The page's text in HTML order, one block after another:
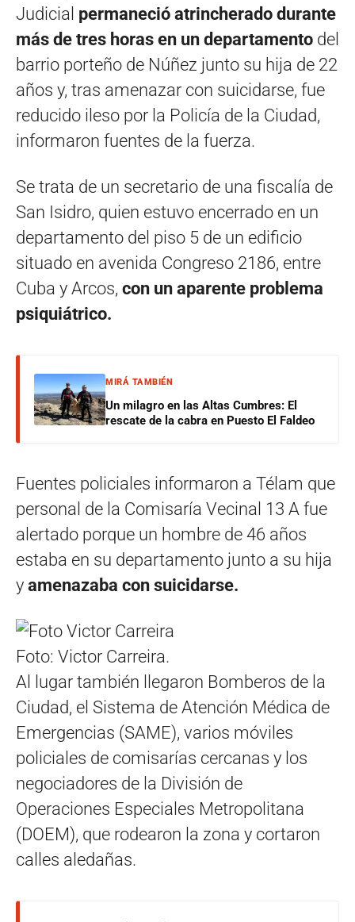
Judicial permaneció atrincherado durante
más de tres horas en un departamento del
barrio porteño de Núñez junto su hija de 22
años y, tras amenazar con suicidarse, fue
reducido ileso por la Policía de la Ciudad,
informaron fuentes de la fuerza.
Se trata de un secretario de una fiscalía de
San Isidro, quien estuvo encerrado en un
departamento del piso 5 de un edificio
situado en avenida Congreso 2186, entre
Cuba y Arcos, con un aparente problema
psiquiátrico.
MIRÁ TAMBIÉN
Un milagro en las Altas Cumbres: El
rescate de la cabra en Puesto El Faldeo
Fuentes policiales informaron a Télam que
personal de la Comisaría Vecinal 13 A fue
alertado porque un hombre de 46 años
estaba en su departamento junto a su hija
y amenazaba con suicidarse.
Foto: Victor Carreira.
Al lugar también llegaron Bomberos de la
Ciudad, el Sistema de Atención Médica de
Emergencias (SAME), varios móviles
policiales de comisarías cercanas y los
negociadores de la División de
Operaciones Especiales Metropolitana
(DOEM), que rodearon la zona y cortaron
calles aledañas.